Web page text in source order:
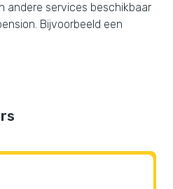
andere services beschikbaar
Bijvoorbeeld een